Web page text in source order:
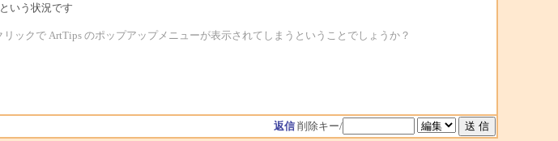
いう状況です
ックで ArtTips のポップアップメニューが表示されてしまうということでしょうか？
返信 削除キー/